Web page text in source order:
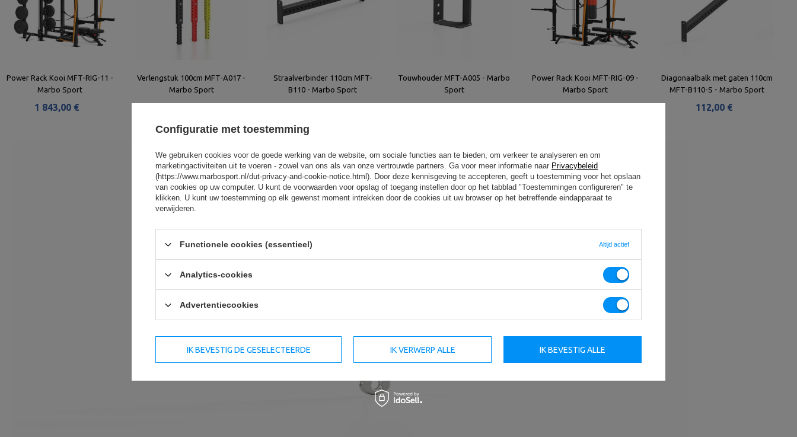
Power Rack Kooi MFT-RIG-11 -
Marbo Sport
1 843,00 €
Verlengstuk 100cm MFT-A017 -
Marbo Sport
Straalverbinder 110cm MFT-
B110 - Marbo Sport
Touwhouder MFT-A005 - Marbo
Sport
Power Rack Kooi MFT-RIG-09 -
Marbo Sport
Diagonaalbalk met gaten 110cm
MFT-B110-S - Marbo Sport
112,00 €
Configuratie met toestemming
We gebruiken cookies voor de goede werking van de website, om sociale functies aan te bieden, om verkeer te analyseren en om
marketingactiviteiten uit te voeren - zowel van ons als van onze vertrouwde partners. Ga voor meer informatie naar Privacybeleid
(https://www.marbosport.nl/dut-privacy-and-cookie-notice.html). Door deze kennisgeving te accepteren, geeft u toestemming voor het opslaan
van cookies op uw computer. U kunt de voorwaarden voor opslag of toegang instellen door op het tabblad "Toestemmingen configureren" te
klikken. U kunt uw toestemming op elk gewenst moment intrekken door de cookies uit uw browser op het betreffende eindapparaat te
verwijderen.
Functionele cookies (essentieel) Altijd actief
Analytics-cookies
Advertentiecookies
IK BEVESTIG DE GESELECTEERDE IK VERWERP ALLE IK BEVESTIG ALLE